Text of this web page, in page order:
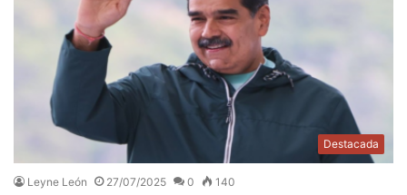
Destacada
Leyne León 27/07/2025 0 140